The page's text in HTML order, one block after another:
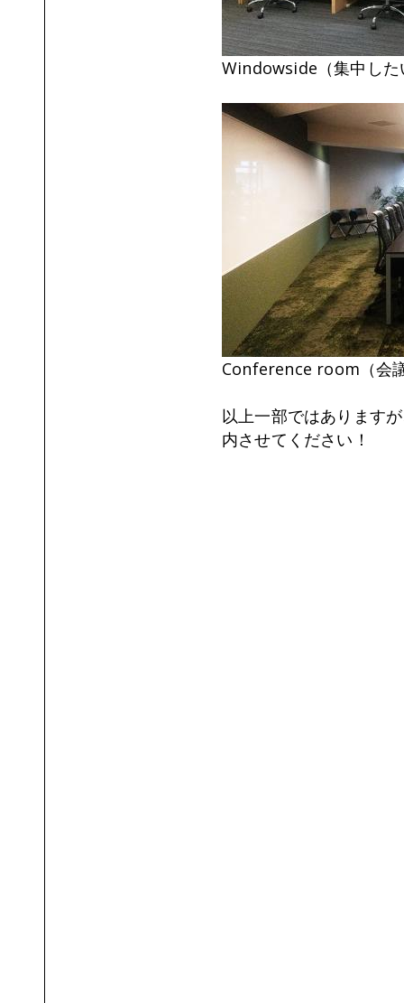
Windowside（集中した
Conference room（会
以上一部ではあります
内させてください！